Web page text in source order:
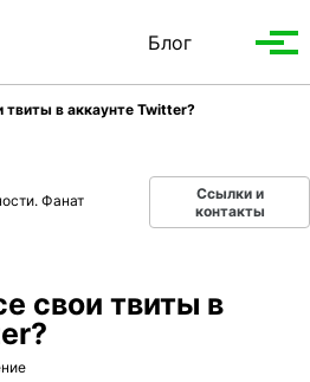
Блог
Toggle
твиты в аккаунте Twitter?
Фанат
Ссылки и
контакты
свои твиты в